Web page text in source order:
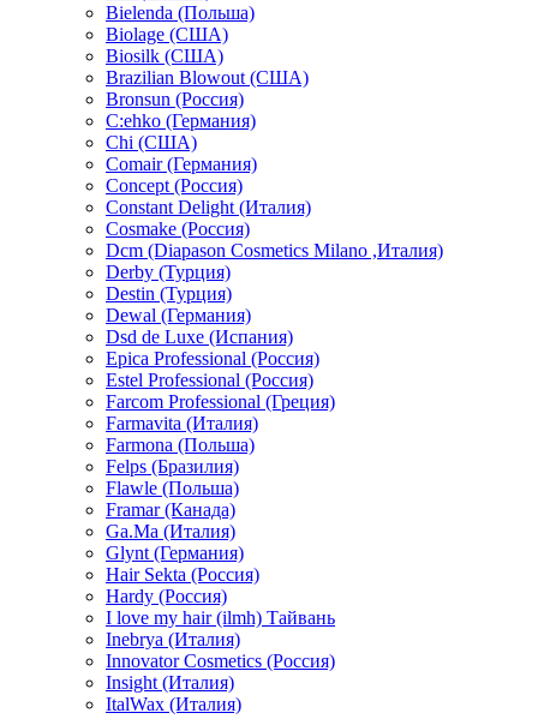
Bielenda (Польша)
Biolage (США)
Biosilk (США)
Brazilian Blowout (США)
Bronsun (Россия)
C:ehko (Германия)
Chi (США)
Comair (Германия)
Concept (Россия)
Constant Delight (Италия)
Cosmake (Россия)
Dcm (Diapason Cosmetics Milano ,Италия)
Derby (Турция)
Destin (Турция)
Dewal (Германия)
Dsd de Luxe (Испания)
Epica Professional (Россия)
Estel Professional (Россия)
Farcom Professional (Греция)
Farmavita (Италия)
Farmona (Польша)
Felps (Бразилия)
Flawle (Польша)
Framar (Канада)
Ga.Ma (Италия)
Glynt (Германия)
Hair Sekta (Россия)
Hardy (Россия)
I love my hair (ilmh) Тайвань
Inebrya (Италия)
Innovator Cosmetics (Россия)
Insight (Италия)
ItalWax (Италия)